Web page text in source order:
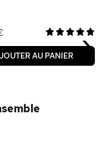
AU PANIER ›